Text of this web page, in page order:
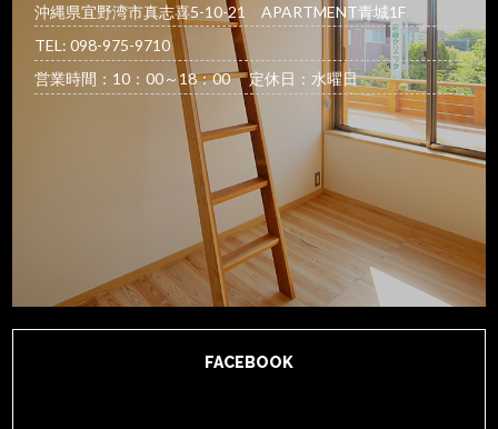
沖縄県宜野湾市真志喜5-10-21 APARTMENT青城1F
TEL: 098-975-9710
営業時間：10：00～18：00 定休日：水曜日
FACEBOOK